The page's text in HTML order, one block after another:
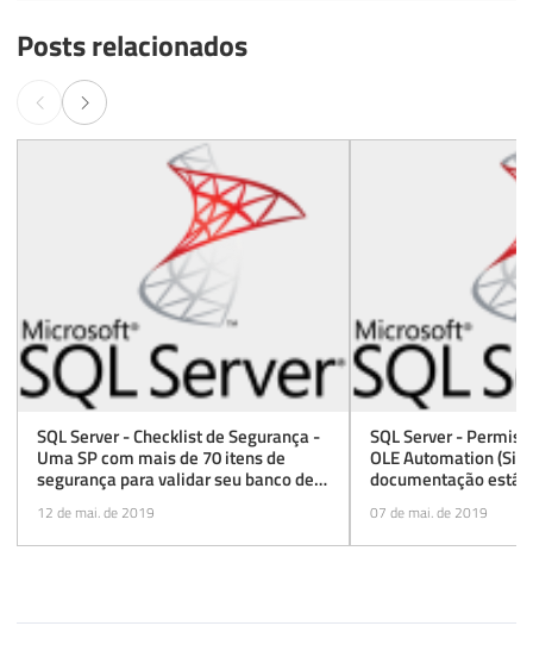
Posts relacionados
SQL Server - Checklist de Segurança -
Uma SP com mais de 70 itens de
segurança para validar seu banco de
dados
12 de mai. de 2019
SQL Server -
OLE Automation
documentação está
07 de mai. de 2019